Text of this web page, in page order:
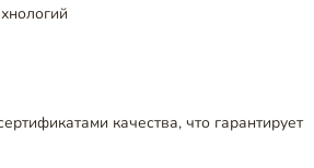
качества, что гарантирует